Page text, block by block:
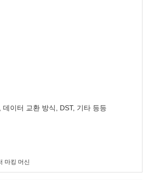
이터 교환 방식, DST, 기타 등등
마킹 머신